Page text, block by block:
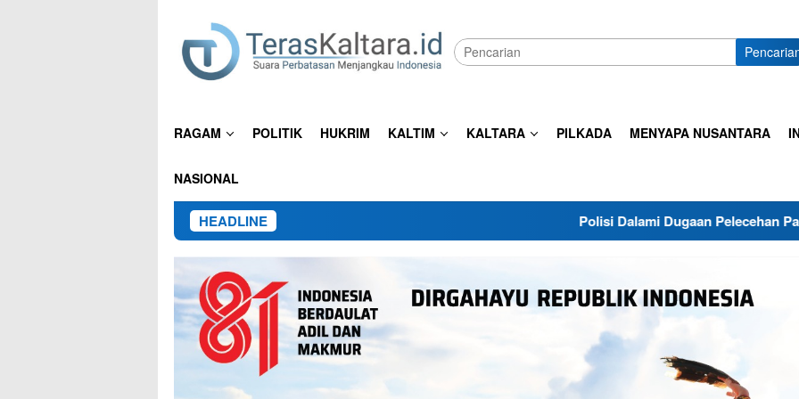
konten
RAGAM POLITIK HUKRIM KALTIM KALTARA PILKADA MENYAPA NUSANTARA
NASIONAL
HEADLINE Polisi Dalami Dugaan Pelecehan Pancasila di